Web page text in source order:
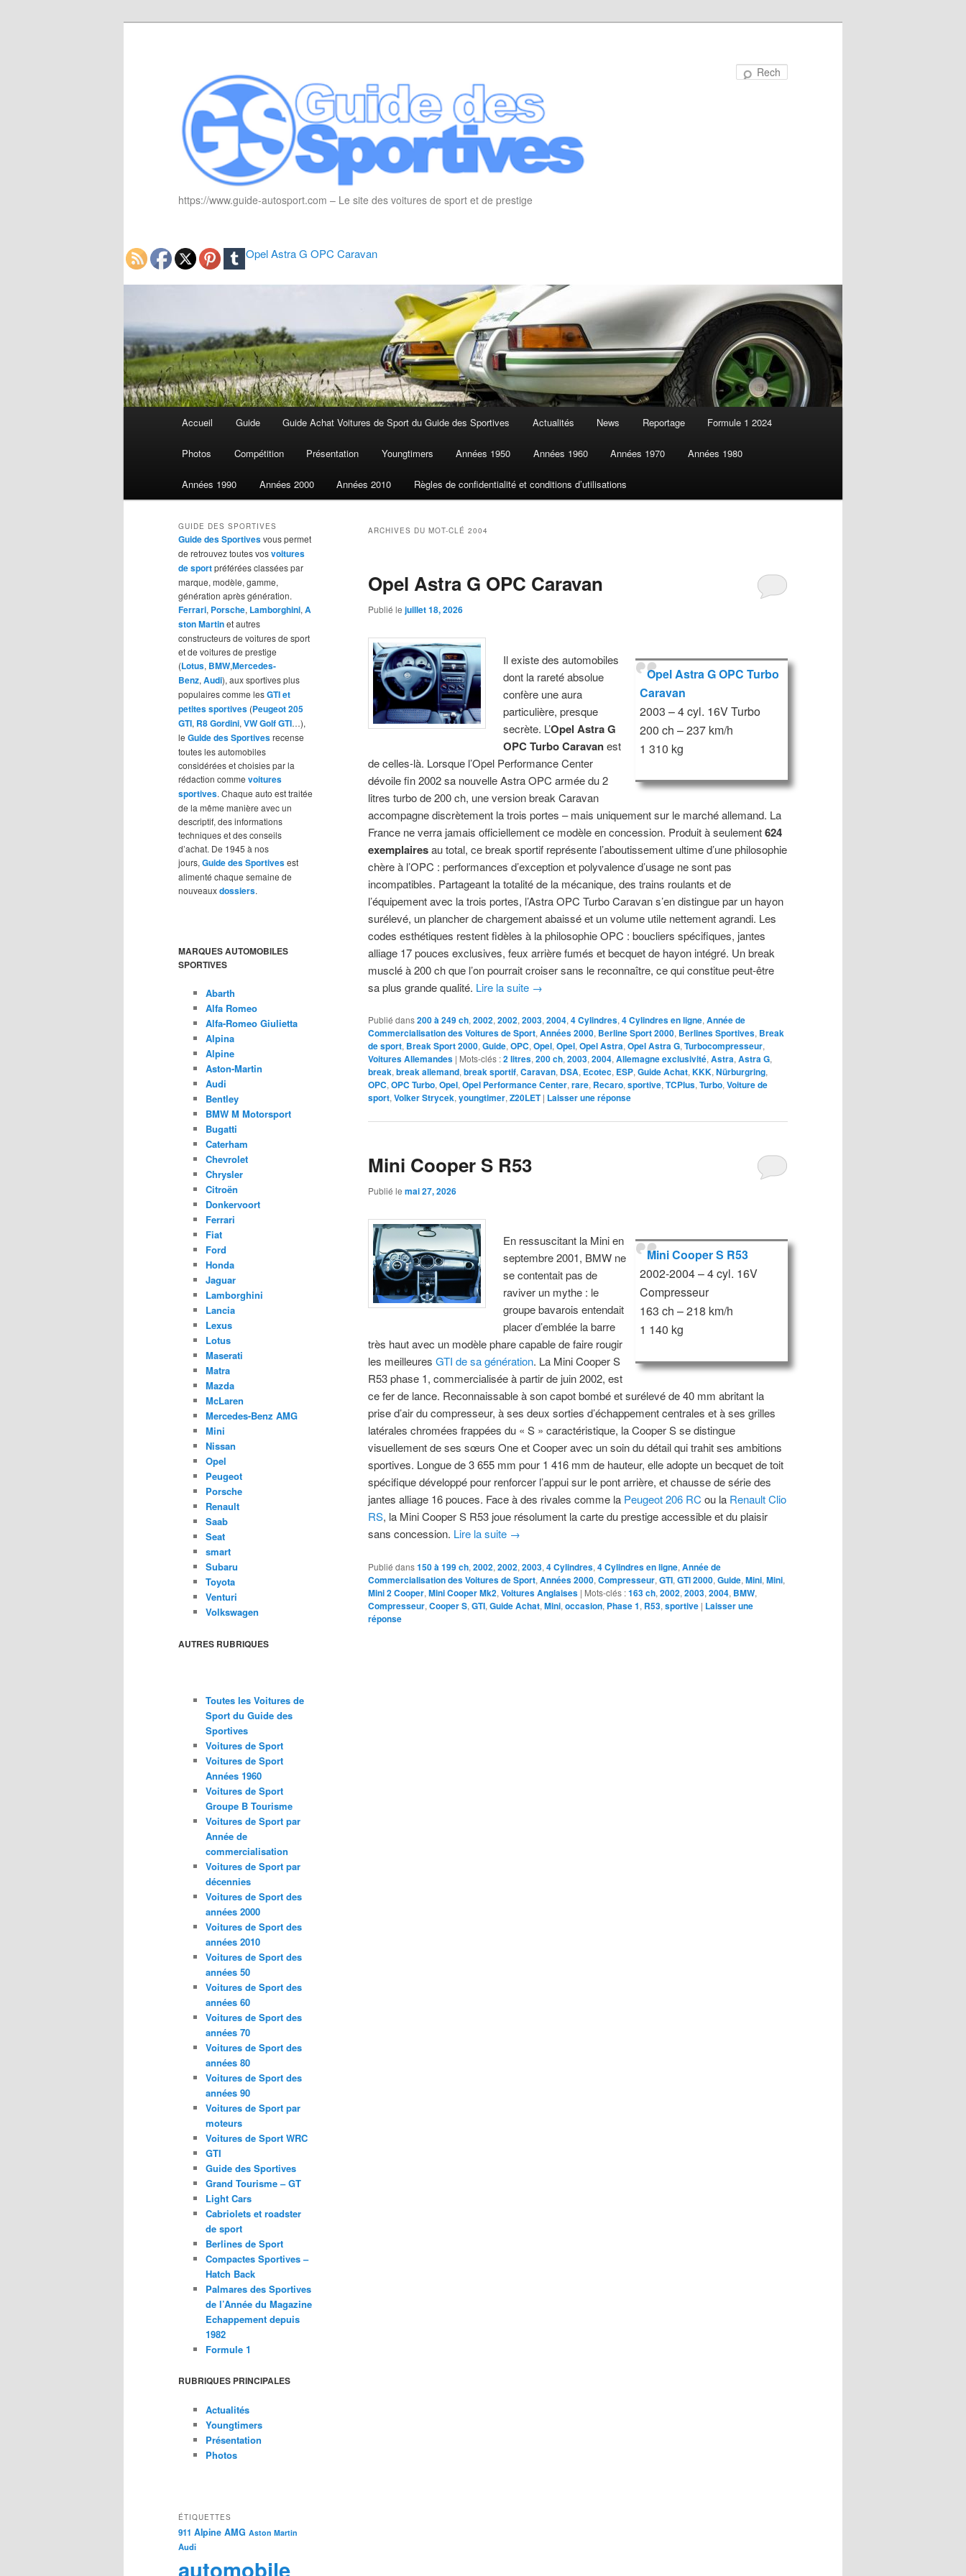
https://www.guide-autosport.com – Le site des voitures de sport et de prestige
Opel Astra G OPC Caravan
Aller
au
principal
Aller
au
secondaire
Accueil Guide Guide Achat Voitures de Sport du Guide des Sportives Actualités News Reportage Formule 1 2024
Photos Compétition Présentation Youngtimers Années 1950 Années 1960 Années 1970 Années 1980
Années 1990 Années 2000 Années 2010 Règles de confidentialité et conditions d’utilisations
ARCHIVES DU MOT-CLÉ 2004
Opel Astra G OPC Caravan
Publié le juillet 18, 2026
Opel Astra G OPC Turbo
Caravan
2003 – 4 cyl. 16V Turbo
200 ch – 237 km/h
1 310 kg
Il existe des automobiles
dont la rareté absolue
confère une aura
particulière, presque
secrète. L’Opel Astra G
OPC Turbo Caravanest
de celles-là. Lorsque l’Opel Performance Center
dévoile fin 2002 sa nouvelle Astra OPC armée du 2
litres turbo de 200 ch, une version break Caravan
accompagne discrètement la trois portes – mais uniquement sur le marché allemand. La
France ne verra jamais officiellement ce modèle en concession. Produit à seulement624
exemplairesau total, ce break sportif représente l’aboutissement ultime d’une philosophie
chère à l’OPC : performances d’exception et polyvalence d’usage ne sont pas
incompatibles. Partageant la totalité de la mécanique, des trains roulants et de
l’équipement avec la trois portes, l’Astra OPC Turbo Caravan s’en distingue par un hayon
surélevé, un plancher de chargement abaissé et un volume utile nettement agrandi. Les
codes esthétiques restent fidèles à la philosophie OPC : boucliers spécifiques, jantes
alliage 17 pouces exclusives, feux arrière fumés et becquet de hayon intégré. Un break
musclé à 200 ch que l’on pourrait croiser sans le reconnaître, ce qui constitue peut-être
sa plus grande qualité. Lire la suite →
Publié dans200 à 249 ch, 2002, 2002, 2003, 2004, 4 Cylindres, 4 Cylindres en ligne, Année de
Commercialisation des Voitures de Sport, Années 2000, Berline Sport 2000, Berlines Sportives, Break
de sport, Break Sport 2000, Guide, OPC, Opel, Opel, Opel Astra, Opel Astra G, Turbocompresseur,
Voitures Allemandes | Mots-clés :2 litres, 200 ch, 2003, 2004, Allemagne exclusivité, Astra, Astra G,
break, break allemand, break sportif, Caravan, DSA, Ecotec, ESP, Guide Achat, KKK, Nürburgring,
OPC, OPC Turbo, Opel, Opel Performance Center, rare, Recaro, sportive, TCPlus, Turbo, Voiture de
sport, Volker Strycek, youngtimer, Z20LET | Laisser une réponse
Mini Cooper S R53
Publié le mai 27, 2026
Mini Cooper S R53
2002-2004 – 4 cyl. 16V
Compresseur
163 ch – 218 km/h
1 140 kg
En ressuscitant la Mini en
septembre 2001, BMW ne
se contentait pas de
raviver un mythe : le
groupe bavarois entendait
placer d’emblée la barre
très haut avec un modèle phare capable de faire rougir
les meilleures GTI de sa génération. La Mini Cooper S
R53 phase 1, commercialisée à partir de juin 2002, est
ce fer de lance. Reconnaissable à son capot bombé et surélevé de 40 mm abritant la
prise d’air du compresseur, à ses deux sorties d’échappement centrales et à ses grilles
latérales chromées frappées du « S » caractéristique, la Cooper S se distingue
visuellement de ses sœurs One et Cooper avec un soin du détail qui trahit ses ambitions
sportives. Longue de 3 655 mm pour 1 416 mm de hauteur, elle adopte un becquet de toit
spécifique développé pour renforcer l’appui sur le pont arrière, et chausse de série des
jantes alliage 16 pouces. Face à des rivales comme la Peugeot 206 RC ou la Renault Clio
RS, la Mini Cooper S R53 joue résolument la carte du prestige accessible et du plaisir
sans concession. Lire la suite →
Publié dans150 à 199 ch, 2002, 2002, 2003, 4 Cylindres, 4 Cylindres en ligne, Année de
Commercialisation des Voitures de Sport, Années 2000, Compresseur, GTI, GTI 2000, Guide, Mini, Mini,
Mini 2 Cooper, Mini Cooper Mk2, Voitures Anglaises | Mots-clés :163 ch, 2002, 2003, 2004, BMW,
Compresseur, Cooper S, GTI, Guide Achat, Mini, occasion, Phase 1, R53, sportive | Laisser une
réponse
GUIDE DES SPORTIVES
Guide des Sportivesvous permet
de retrouvez toutes vosvoitures
de sportpréférées classées par
marque, modèle, gamme,
génération après génération.
Ferrari, Porsche, Lamborghini, A
ston Martinet autres
constructeurs de voitures de sport
et de voitures de prestige
(Lotus, BMW,Mercedes-
Benz, Audi), aux sportives plus
populaires comme lesGTI et
petites sportives (Peugeot 205
GTI, R8 Gordini, VW Golf GTI…),
le Guide des Sportivesrecense
toutes les automobiles
considérées et choisies par la
rédaction comme voitures
sportives. Chaque auto est traitée
de la même manière avec un
descriptif, des informations
techniques et des conseils
d’achat. De 1945 à nos
jours, Guide des Sportivesest
alimenté chaque semaine de
nouveauxdossiers.
MARQUES AUTOMOBILES
SPORTIVES
Abarth
Alfa Romeo
Alfa-Romeo Giulietta
Alpina
Alpine
Aston-Martin
Audi
Bentley
BMW M Motorsport
Bugatti
Caterham
Chevrolet
Chrysler
Citroën
Donkervoort
Ferrari
Fiat
Ford
Honda
Jaguar
Lamborghini
Lancia
Lexus
Lotus
Maserati
Matra
Mazda
McLaren
Mercedes-Benz AMG
Mini
Nissan
Opel
Peugeot
Porsche
Renault
Saab
Seat
smart
Subaru
Toyota
Venturi
Volkswagen
AUTRES RUBRIQUES
Toutes les Voitures de
Sport du Guide des
Sportives
Voitures de Sport
Voitures de Sport
Années 1960
Voitures de Sport
Groupe B Tourisme
Voitures de Sport par
Année de
commercialisation
Voitures de Sport par
décennies
Voitures de Sport des
années 2000
Voitures de Sport des
années 2010
Voitures de Sport des
années 50
Voitures de Sport des
années 60
Voitures de Sport des
années 70
Voitures de Sport des
années 80
Voitures de Sport des
années 90
Voitures de Sport par
moteurs
Voitures de Sport WRC
GTI
Guide des Sportives
Grand Tourisme – GT
Light Cars
Cabriolets et roadster
de sport
Berlines de Sport
Compactes Sportives –
Hatch Back
Palmares des Sportives
de l’Année du Magazine
Echappement depuis
1982
Formule 1
RUBRIQUES PRINCIPALES
Actualités
Youngtimers
Présentation
Photos
ÉTIQUETTES
911 Alpine AMG Aston Martin
Audi
automobile